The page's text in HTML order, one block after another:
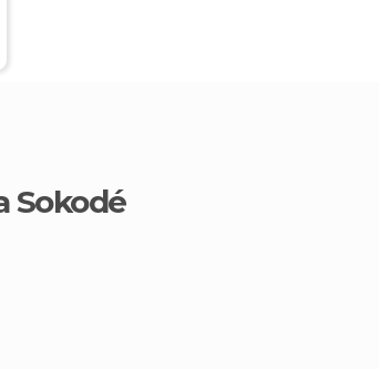
Sokodé